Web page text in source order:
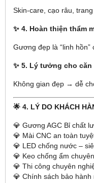
Skin-care, cạo râu,
✨ 4. Hoàn thiện thẩm
Gương đẹp là “linh hồn”
✨ 5. Lý tưởng cho
Không gian đẹp → dễ
🌟 4. LÝ DO KHÁCH
💎 Gương AGC Bỉ chất
💎 Mài CNC an toàn
💎 LED chống nước –
💎 Keo chống ẩm
💎 Thi công chuyên
💎 Chính sách bảo hành